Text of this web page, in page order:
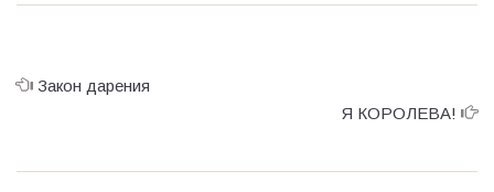
Закон дарения
Я КОРОЛЕВА!